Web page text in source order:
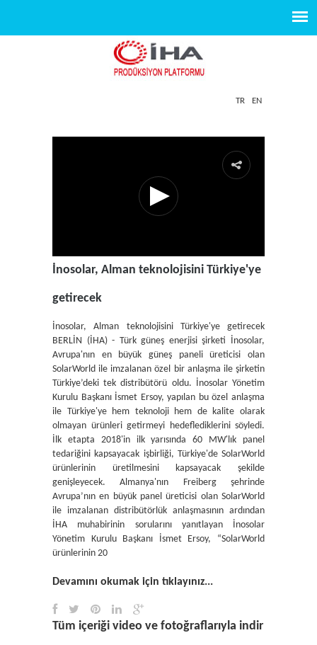
TR EN
İnosolar, Alman teknolojisini Türkiye'ye
getirecek
İnosolar, Alman teknolojisini Türkiye'ye getirecek
BERLİN (İHA) - Türk güneş enerjisi şirketi İnosolar,
Avrupa'nın en büyük güneş paneli üreticisi olan
SolarWorld ile imzalanan özel bir anlaşma ile şirketin
Türkiye’deki tek distribütörü oldu. İnosolar Yönetim
Kurulu Başkanı İsmet Ersoy, yapılan bu özel anlaşma
ile Türkiye'ye hem teknoloji hem de kalite olarak
olmayan ürünleri getirmeyi hedeflediklerini söyledi.
İlk etapta 2018'in ilk yarısında 60 MW'lık panel
tedariğini kapsayacak işbirliği, Türkiye'de SolarWorld
ürünlerinin üretilmesini kapsayacak şekilde
genişleyecek. Almanya'nın Freiberg şehrinde
Avrupa’nın en büyük panel üreticisi olan SolarWorld
ile imzalanan distribütörlük anlaşmasının ardından
İHA muhabirinin sorularını yanıtlayan İnosolar
Yönetim Kurulu Başkanı İsmet Ersoy, “SolarWorld
ürünlerinin 20
Devamını okumak için tıklayınız...
Tüm içeriği video ve fotoğraflarıyla indir